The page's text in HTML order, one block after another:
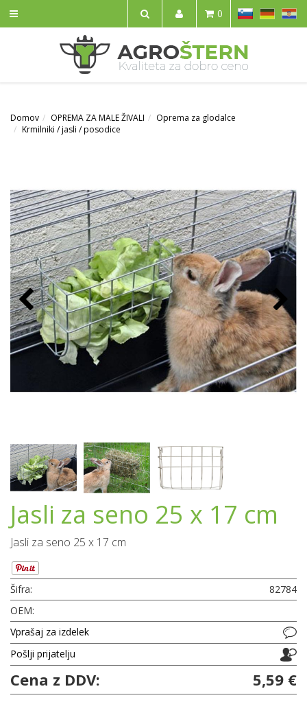
IŠČI
SL HR
0
Domov OPREMA ZA MALE ŽIVALI
Oprema za glodalce
Krmilniki / jasli / posodice
Jasli za seno 25 x 17 cm
Jasli za seno 25 x 17 cm
Šifra:
82784
OEM:
Vprašaj za izdelek
Pošlji prijatelju
Cena z DDV: 5,59 €